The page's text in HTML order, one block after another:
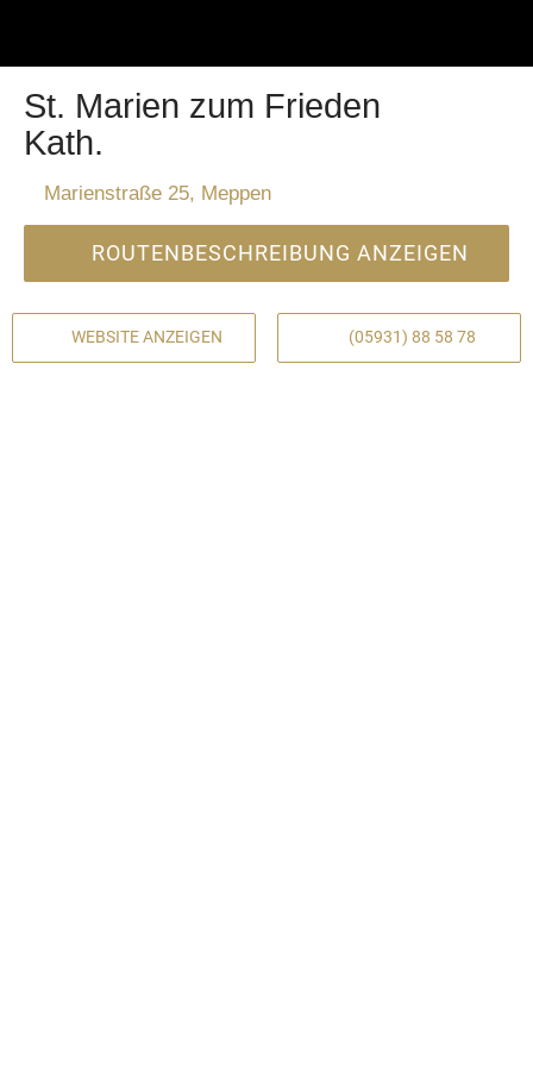
St. Marien zum Frieden
Kath.
Marienstraße 25, Meppen
ROUTENBESCHREIBUNG ANZEIGEN
WEBSITE ANZEIGEN (05931) 88 58 78